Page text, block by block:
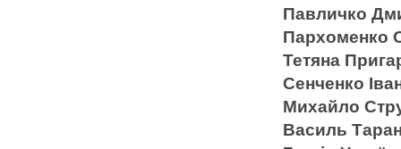
Павличко
Пархоменко
Тетяна
Сенченко
Михайло
Василь